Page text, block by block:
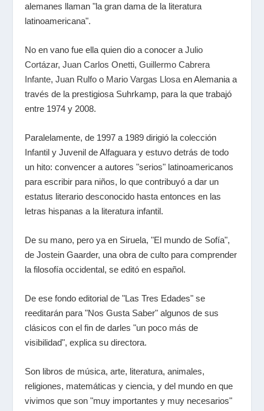
alemanes llaman "la gran dama de la literatura
latinoamericana".
No en vano fue ella quien dio a conocer aJulio
Cortázar,Juan Carlos Onetti,Guillermo Cabrera
Infante,Juan Rulfo o Mario Vargas Llosa en Alemania a
través de la prestigiosa Suhrkamp, para la que trabajó
entre 1974 y 2008.
Paralelamente, de 1997 a 1989 dirigió la colección
Infantil y Juvenil de Alfaguara y estuvo detrás de todo
un hito: convencer a autores "serios" latinoamericanos
para escribir para niños, lo que contribuyó a dar un
estatus literario desconocido hasta entonces en las
letras hispanas a la literatura infantil.
De su mano, pero ya en Siruela, "El mundo de Sofía",
de Jostein Gaarder, una obra de culto para comprender
la filosofía occidental, se editó en español.
De ese fondo editorial de "Las Tres Edades" se
reeditarán para "Nos Gusta Saber" algunos de sus
clásicos con el fin de darles "un poco más de
visibilidad", explica su directora.
Son libros de música, arte, literatura, animales,
religiones, matemáticas y ciencia, y del mundo en que
vivimos que son "muy importantes y muy necesarios"